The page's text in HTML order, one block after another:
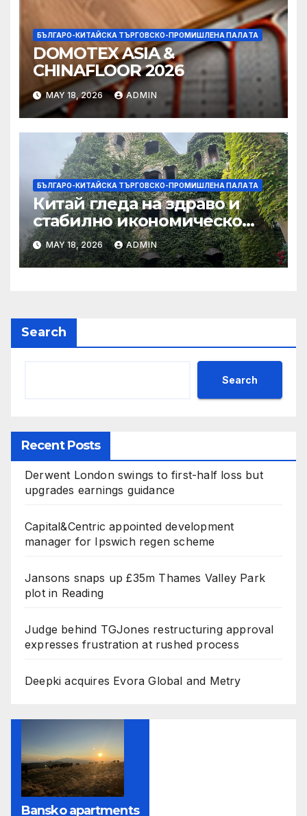
БЪЛГАРО-КИТАЙСКА ТЪРГОВСКО-ПРОМИШЛЕНА ПАЛAТА
DOMOTEX ASIA &
CHINAFLOOR 2026
MAY 18, 2026 ADMIN
БЪЛГАРО-КИТАЙСКА ТЪРГОВСКО-ПРОМИШЛЕНА ПАЛAТА
Китай гледа на здраво и
стабилно икономическо
сътрудничество със САЩ
MAY 18, 2026 ADMIN
Search
Search
Recent Posts
Derwent London swings to first-half loss but
upgrades earnings guidance
Capital&Centric appointed development
manager for Ipswich regen scheme
Jansons snaps up £35m Thames Valley Park
plot in Reading
Judge behind TGJones restructuring approval
expresses frustration at rushed process
Deepki acquires Evora Global and Metry
Bansko apartments